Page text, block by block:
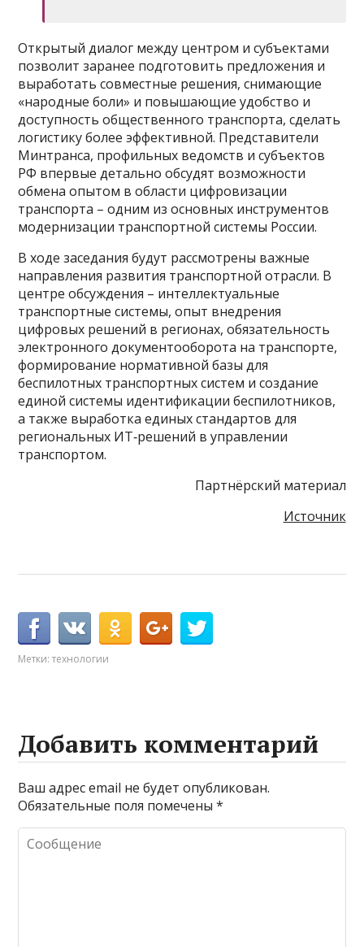
Открытый диалог между центром и субъектами
позволит заранее подготовить предложения и
выработать совместные решения, снимающие
«народные боли» и повышающие удобство и
доступность общественного транспорта, сделать
логистику более эффективной. Представители
Минтранса, профильных ведомств и субъектов
РФ впервые детально обсудят возможности
обмена опытом в области цифровизации
транспорта – одним из основных инструментов
модернизации транспортной системы России.
В ходе заседания будут рассмотрены важные
направления развития транспортной отрасли. В
центре обсуждения – интеллектуальные
транспортные системы, опыт внедрения
цифровых решений в регионах, обязательность
электронного документооборота на транспорте,
формирование нормативной базы для
беспилотных транспортных систем и создание
единой системы идентификации беспилотников,
а также выработка единых стандартов для
региональных ИТ‑решений в управлении
транспортом.
Партнёрский материал
Источник
Метки:технологии
Добавить комментарий
Ваш адрес email не будет опубликован.
Обязательные поля помечены*